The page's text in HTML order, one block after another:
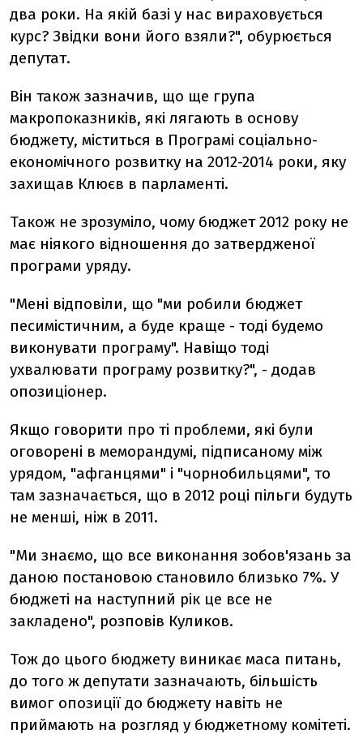
два роки. На якій базі у нас вираховується
курс? Звідки вони його взяли?", обурюється
депутат.
Він також зазначив, що ще група
макропоказників, які лягають в основу
бюджету, міститься в Програмі соціально-
економічного розвитку на 2012-2014 роки, яку
захищав Клюєв в парламенті.
Також не зрозуміло, чому бюджет 2012 року не
має ніякого відношення до затвердженої
програми уряду.
"Мені відповіли, що "ми робили бюджет
песимістичним, а буде краще - тоді будемо
виконувати програму". Навіщо тоді
ухвалювати програму розвитку?", - додав
опозиціонер.
Якщо говорити про ті проблеми, які були
оговорені в меморандумі, підписаному між
урядом, "афганцями" і "чорнобильцями", то
там зазначається, що в 2012 році пільги будуть
не менші, ніж в 2011.
"Ми знаємо, що все виконання зобов'язань за
даною постановою становило близько 7%. У
бюджеті на наступний рік це все не
закладено", розповів Куликов.
Тож до цього бюджету виникає маса питань,
до того ж депутати зазначають, більшість
вимог опозиції до бюджету навіть не
приймають на розгляд у бюджетному комітеті.